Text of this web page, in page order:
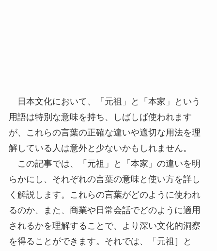
日本文化において、「元祖」と「本家」という
用語は特別な意味を持ち、しばしば使われます
が、これらの言葉の正確な違いや適切な用法を理
解している人は意外と少ないかもしれません。
この記事では、「元祖」と「本家」の違いを明
らかにし、それぞれの言葉の意味と使い方を詳し
く解説します。これらの言葉がどのように使われ
るのか、また、商業や日常会話でどのように適用
されるかを理解することで、より深い文化的洞察
を得ることができます。それでは、「元祖］と